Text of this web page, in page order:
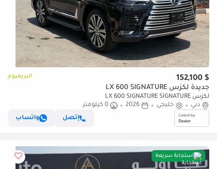
$ 152,100 البريميوم
جديدة لكزس LX 600 SIGNATURE
لكزس LX 600 SIGNATURE SIGNATURE
دبي
خليجي 2026
0 كيلومتر
إتصل
واتساب
استجابة سريعة